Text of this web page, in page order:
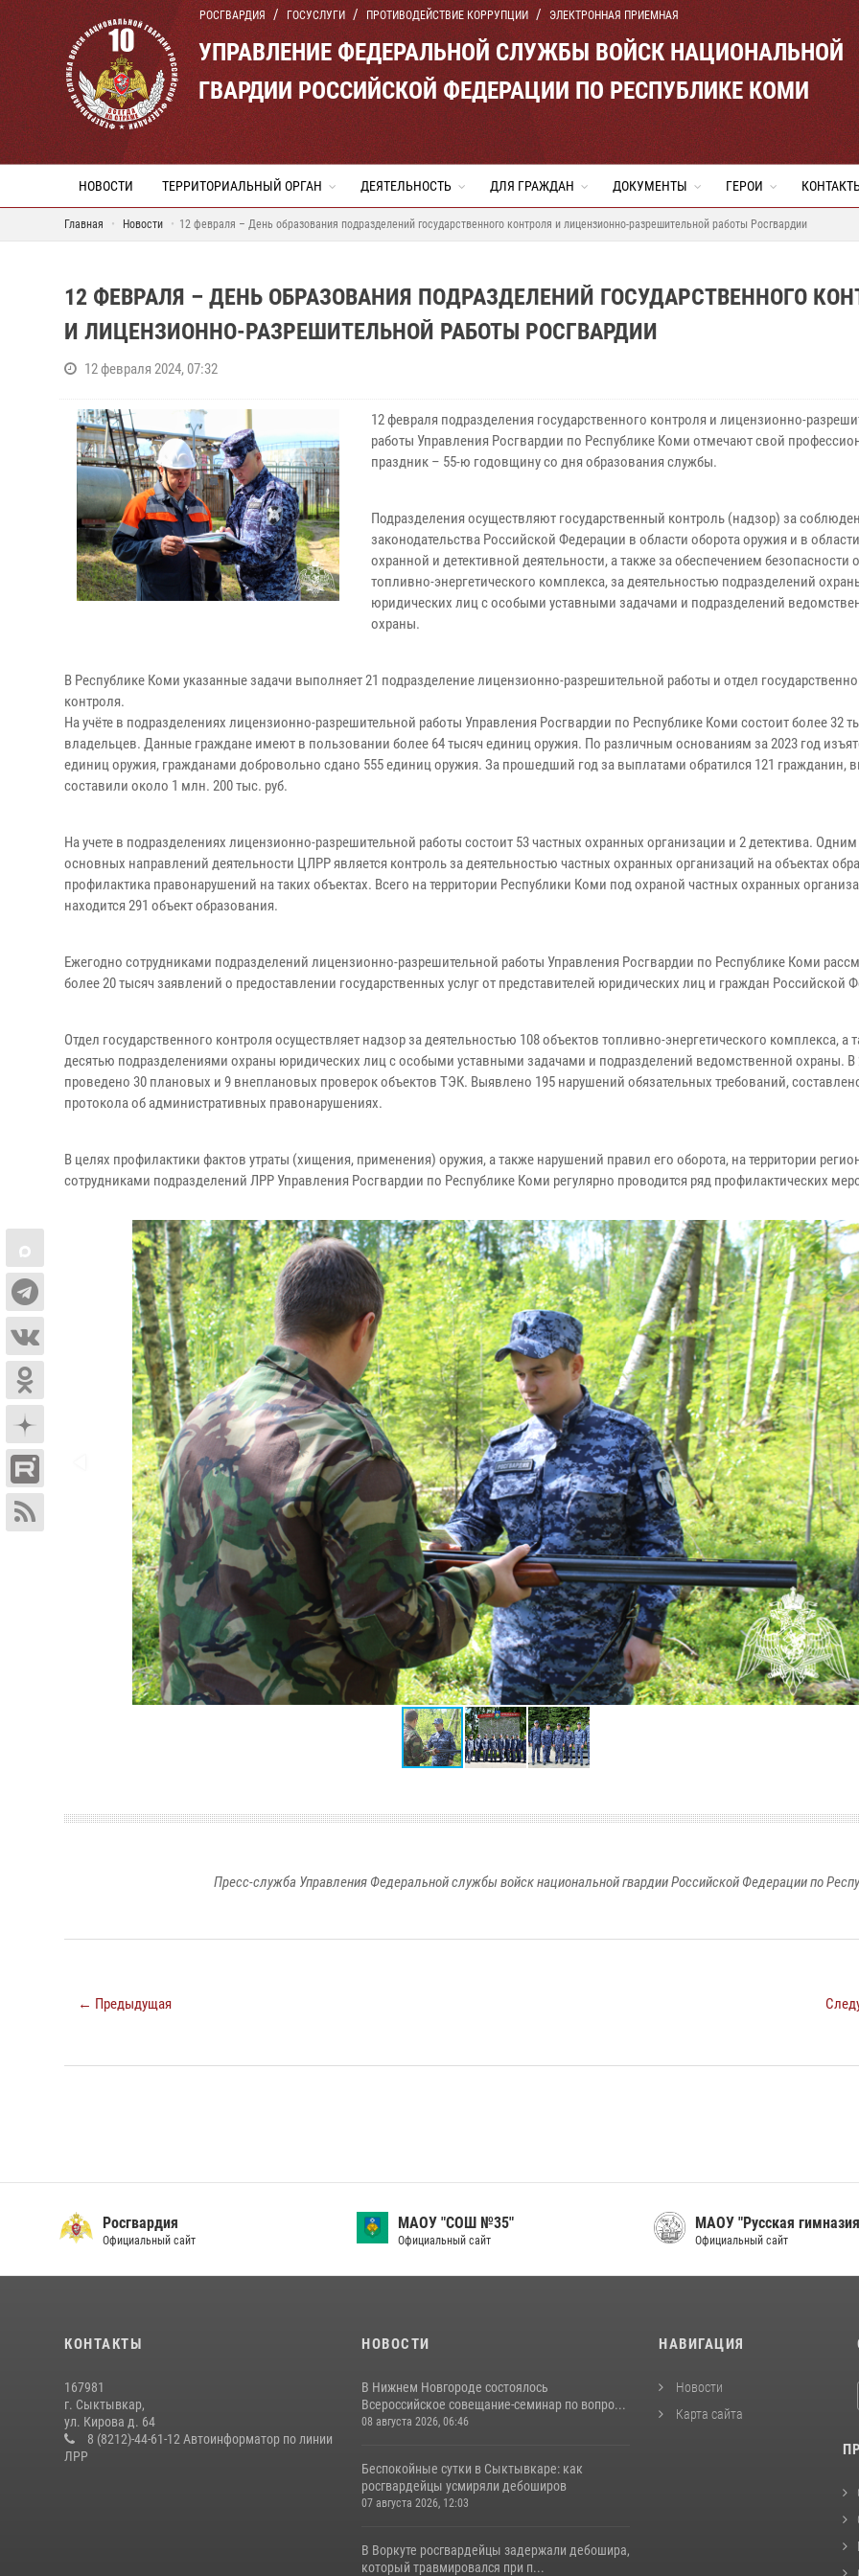
РОСГВАРДИЯ ГОСУСЛУГИ ПРОТИВОДЕЙСТВИЕ КОРРУПЦИИ ЭЛЕКТРОННАЯ ПРИЕМНАЯ
УПРАВЛЕНИЕ ФЕДЕРАЛЬНОЙ СЛУЖБЫ ВОЙСК НАЦИОНАЛЬНОЙ
ГВАРДИИ РОССИЙСКОЙ ФЕДЕРАЦИИ ПО РЕСПУБЛИКЕ КОМИ
НОВОСТИ ТЕРРИТОРИАЛЬНЫЙ ОРГАН ДЕЯТЕЛЬНОСТЬ ДЛЯ ГРАЖДАН ДОКУМЕНТЫ ГЕРОИ
Главная Новости 12 февраля – День образования подразделений государственного контроля и лицензионно-разрешительной работы Росгвардии
12 ФЕВРАЛЯ – ДЕНЬ ОБРАЗОВАНИЯ ПОДРАЗДЕЛЕНИЙ ГОСУДАРСТВЕННОГО
И ЛИЦЕНЗИОННО-РАЗРЕШИТЕЛЬНОЙ РАБОТЫ РОСГВАРДИИ
12 февраля 2024, 07:32
12 февраля подразделения государственного контроля и лицензионно-
работы Управления Росгвардии по Республике Коми отмечают свой
праздник – 55-ю годовщину со дня образования службы.
Подразделения осуществляют государственный контроль (надзор) за
законодательства Российской Федерации в области оборота оружия и в
охранной и детективной деятельности, а также за обеспечением безопасности
топливно-энергетического комплекса, за деятельностью подразделений
юридических лиц с особыми уставными задачами и подразделений
охраны.
В Республике Коми указанные задачи выполняет 21 подразделение лицензионно-разрешительной работы и отдел
контроля.
На учёте в подразделениях лицензионно-разрешительной работы Управления Росгвардии по Республике Коми состоит более 32
владельцев. Данные граждане имеют в пользовании более 64 тысяч единиц оружия. По различным основаниям за 2023 год
единиц оружия, гражданами добровольно сдано 555 единиц оружия. За прошедший год за выплатами обратился 121 гражданин,
составили около 1 млн. 200 тыс. руб.
На учете в подразделениях лицензионно-разрешительной работы состоит 53 частных охранных организации и 2 детектива. Одним
основных направлений деятельности ЦЛРР является контроль за деятельностью частных охранных организаций на объектах
профилактика правонарушений на таких объектах. Всего на территории Республики Коми под охраной частных охранных
находится 291 объект образования.
Ежегодно сотрудниками подразделений лицензионно-разрешительной работы Управления Росгвардии по Республике Коми
более 20 тысяч заявлений о предоставлении государственных услуг от представителей юридических лиц и граждан Российской
Отдел государственного контроля осуществляет надзор за деятельностью 108 объектов топливно-энергетического комплекса, а
десятью подразделениями охраны юридических лиц с особыми уставными задачами и подразделений ведомственной охраны. В
проведено 30 плановых и 9 внеплановых проверок объектов ТЭК. Выявлено 195 нарушений обязательных требований,
протокола об административных правонарушениях.
В целях профилактики фактов утраты (хищения, применения) оружия, а также нарушений правил его оборота, на территории
сотрудниками подразделений ЛРР Управления Росгвардии по Республике Коми регулярно проводится ряд профилактических
Пресс-служба Управления Федеральной службы войск национальной гвардии Российской Федерации по
← Предыдущая
Росгвардия
Официальный сайт
МАОУ "СОШ №35"
Официальный сайт
МАОУ "Русская
Официальный сайт
КОНТАКТЫ
167981
г. Сыктывкар,
ул. Кирова д. 64
8 (8212)-44-61-12 Автоинформатор по линии
ЛРР
НОВОСТИ
В Нижнем Новгороде состоялось
Всероссийское совещание-семинар по вопро...
08 августа 2026, 06:46
Беспокойные сутки в Сыктывкаре: как
росгвардейцы усмиряли дебоширов
07 августа 2026, 12:03
В Воркуте росгвардейцы задержали дебошира,
который травмировался при п...
НАВИГАЦИЯ
Новости
Карта сайта